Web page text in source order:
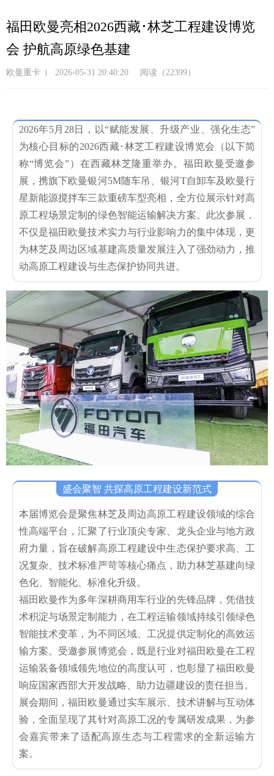
转
到
内
福田欧曼亮相2026西藏･林芝工程建设博览
会 护航高原绿色基建
欧曼重卡 2026-05-31 20:40:20 阅读（22399）
2026年5月28日，以“赋能发展、升级产业、强化生态”
为核心目标的2026西藏･林芝工程建设博览会（以下简
称“博览会”）在西藏林芝隆重举办。福田欧曼受邀参
展，携旗下欧曼银河5M随车吊、银河T自卸车及欧曼行
星新能源搅拌车三款重磅车型亮相，全方位展示针对高
原工程场景定制的绿色智能运输解决方案。此次参展，
不仅是福田欧曼技术实力与行业影响力的集中体现，更
为林芝及周边区域基建高质量发展注入了强劲动力，推
动高原工程建设与生态保护协同共进。
盛会聚智 共探高原工程建设新范式
本届博览会是聚焦林芝及周边高原工程建设领域的综合
性高端平台，汇聚了行业顶尖专家、龙头企业与地方政
府力量，旨在破解高原工程建设中生态保护要求高、工
况复杂、技术标准严苛等核心痛点，助力林芝基建向绿
色化、智能化、标准化升级。
福田欧曼作为多年深耕商用车行业的先锋品牌，凭借技
术积淀与场景定制能力，在工程运输领域持续引领绿色
智能技术变革，为不同区域、工况提供定制化的高效运
输方案。受邀参展博览会，既是行业对福田欧曼在工程
运输装备领域领先地位的高度认可，也彰显了福田欧曼
响应国家西部大开发战略、助力边疆建设的责任担当。
展会期间，福田欧曼通过实车展示、技术讲解与互动体
验，全面呈现了其针对高原工况的专属研发成果，为参
会嘉宾带来了适配高原生态与工程需求的全新运输方
案。